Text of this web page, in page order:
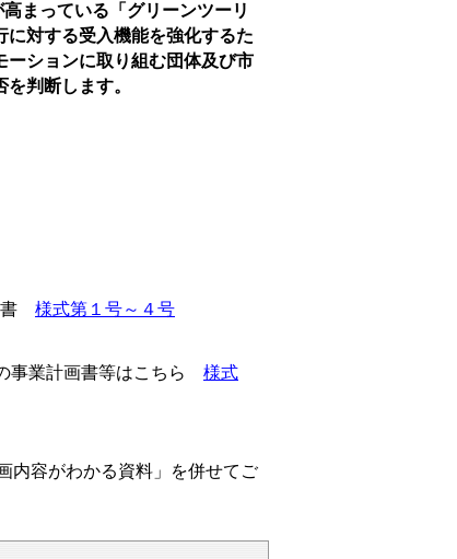
まっている「グリーンツーリ
対する受入機能を強化するた
ーションに取り組む団体及び市
判断します。
書 様式第１号～４号
事業計画書等はこちら 様式
内容がわかる資料」を併せてご